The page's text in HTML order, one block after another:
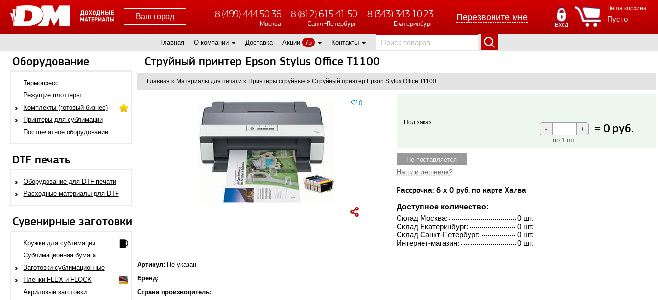
Ваш город 8 (499) 444 50 36
Москва
8 (812) 615 41 50
Санкт-Петербург
8 (343) 343 10 23
Екатеринбург
Перезвоните мне
Ваша корзина:
Пусто
Вход
Главная О компании Доставка Акции 75 Контакты
Оборудование
Термопресс
Режущие плоттеры
Комплекты (готовый бизнес)
Принтеры для сублимации
Постпечатное оборудование
DTF печать
Оборудование для DTF печати
Расходные материалы для DTF
Сувенирные заготовки
Кружки для сублимации
Сублимационная бумага
Заготовки сублимационные
Пленки FLEX и FLOCK
Акриловые заготовки
Струйный принтер Epson Stylus Office T1100
Главная » Материалы для печати » Принтеры струйные » Струйный принтер Epson Stylus Office T1100
0
Под заказ
по 1 шт.
= 0 руб.
Не поставляется
Нашли дешевле?
Рассрочка: 6 x 0 руб. по карте Халва
Доступное количество:
0 шт.
Склад Москва:
0 шт.
Склад Екатеринбург:
0 шт.
Склад Санкт-Петербург:
0 шт.
Интернет-магазин:
Артикул: Не указан
Бренд:
Страна производитель: